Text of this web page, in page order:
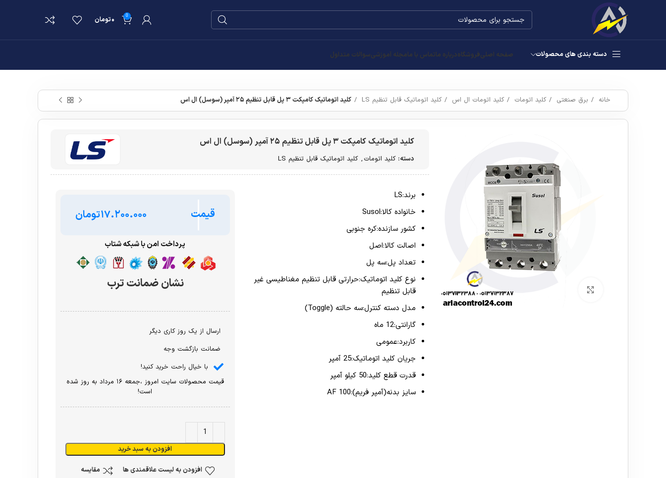
0 ۰تومان
دسته بندی های محصولات صفحه اصلیفروشگاهدرباره ماتماس با مامجله آموزشیسوالات متداول
خانه برق صنعتی کلید اتومات کلید اتومات ال اس کلید اتوماتیک قابل تنظیم LS کلید اتوماتیک کامپکت ۳ پل قابل تنظیم ۲۵ آمپر (سوسل) ال اس
برای بزرگنمایی کلیک کنید
کلید اتوماتیک کامپکت ۳ پل قابل تنظیم ۲۵ آمپر (سوسل) ال اس
دسته: کلید اتومات , کلید اتوماتیک قابل تنظیم LS
برند:LS
خانواده کالا:Susol
کشور سازنده:کره جنوبی
اصالت کالا:اصل
تعداد پل:سه پل
نوع کلید اتوماتیک:حرارتی قابل تنظیم مغناطیسی غیر
قابل تنظیم
مدل دسته کنترل:سه حالته (Toggle)
گارانتی:12 ماه
کاربرد:عمومی
جریان کلید اتوماتیک:25 آمپر
قدرت قطع کلید:50 کیلو آمپر
سایز بدنه(آمپر فریم):100 AF
قیمت تومان
پرداخت امن با شبکه شتاب
نشان ضمانت ترب
ارسال از یک روز کاری دیگر
ضمانت بازگشت وجه
با خیال راحت خرید کنید!
قیمت محصولات سایت امروز ،جمعه ۱۶ مرداد به روز شده
است!
افزودن به سبد خرید
افزودن به لیست علاقمندی ها مقایسه